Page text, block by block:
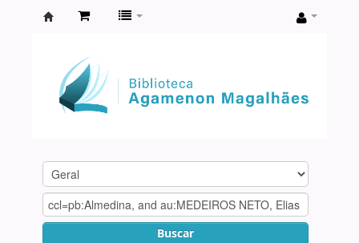
Agamenon
Magalhães
Buscar